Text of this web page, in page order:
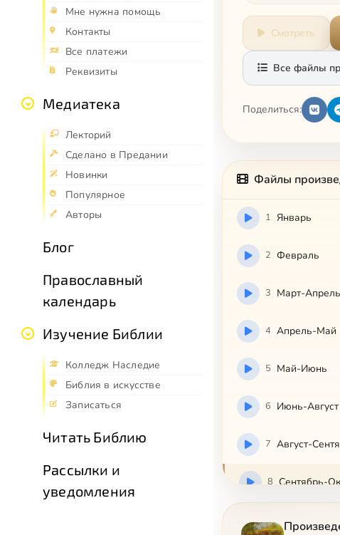
Мне нужна помощь
Контакты
Все платежи
Реквизиты
Медиатека
Лекторий
Сделано в Предании
Новинки
Популярное
Авторы
Блог
Православный
календарь
Изучение Библии
Колледж Наследие
Библия в искусстве
Записаться
Читать Библию
Рассылки и
уведомления
Смотреть
Все файлы
Поделиться:
Файлы
1 Январь
2 Февраль
3 Март-Апрель
4 Апрель-Май
5 Май-Июнь
6 Июнь-Август
7 Август-
8 Сентябрь-
9 Октябрь